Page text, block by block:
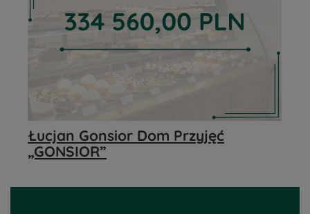
Łucjan Gonsior Dom Przyjęć
„GONSIOR”